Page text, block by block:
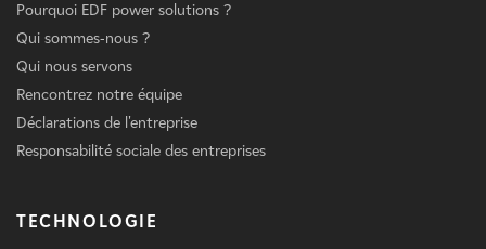
Pourquoi EDF power solutions ?
Qui sommes-nous ?
Qui nous servons
Rencontrez notre équipe
Déclarations de l'entreprise
Responsabilité sociale des entreprises
TECHNOLOGIE